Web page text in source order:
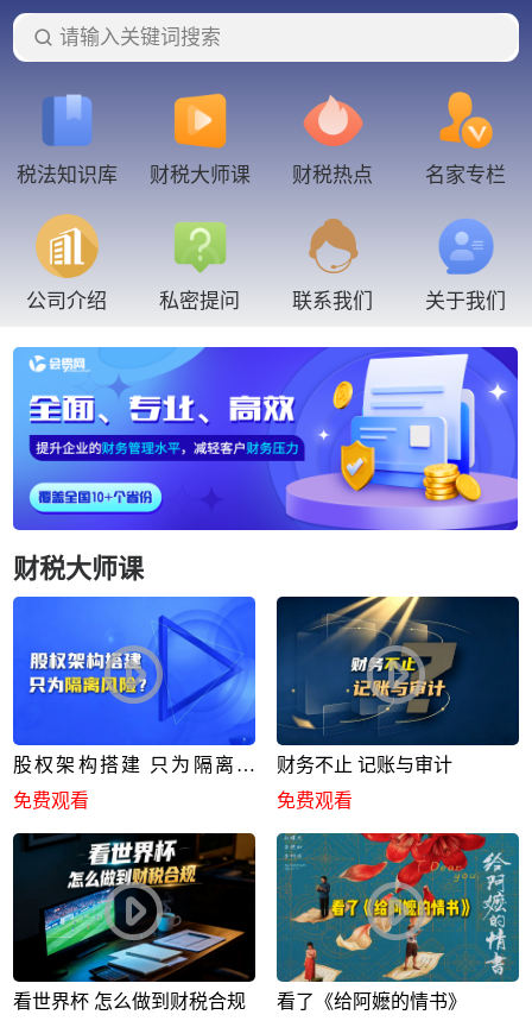
请输入关键词搜索
税法知识库 财税大师课 财税热点 名家专栏
公司介绍 私密提问 联系我们 关于我们
财税大师课
股权架构搭建 只为隔离风
险？
免费观看
财务不止 记账与审计
免费观看
看世界杯 怎么做到财税合规
看了《给阿嬷的情书》